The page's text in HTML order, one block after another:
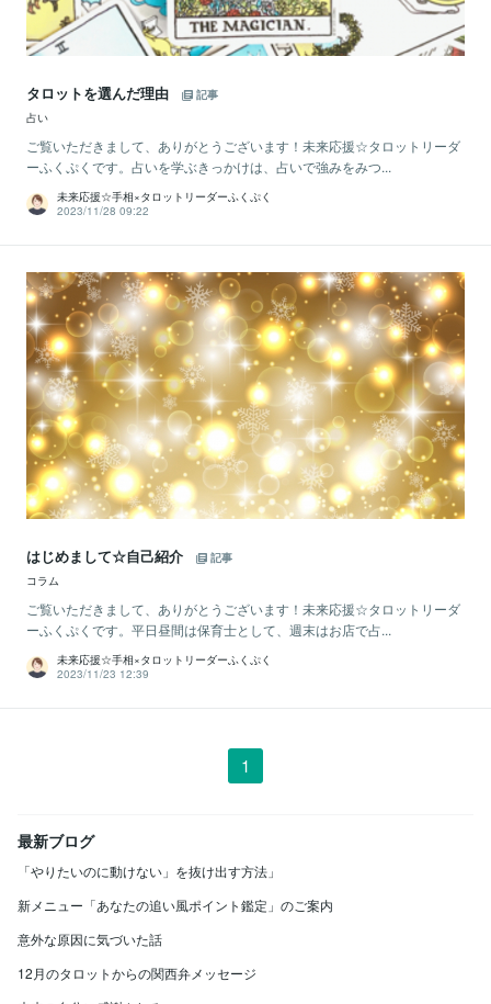
タロットを選んだ理由
記事
占い
ご覧いただきまして、ありがとうございます！未来応援☆タロットリーダ
ーふくぷくです。占いを学ぶきっかけは、占いで強みをみつ...
未来応援☆手相×タロットリーダーふくぷく
2023/11/28 09:22
はじめまして☆自己紹介
記事
コラム
ご覧いただきまして、ありがとうございます！未来応援☆タロットリーダ
ーふくぷくです。平日昼間は保育士として、週末はお店で占...
未来応援☆手相×タロットリーダーふくぷく
2023/11/23 12:39
1
最新ブログ
「やりたいのに動けない」を抜け出す方法」
新メニュー「あなたの追い風ポイント鑑定」のご案内
意外な原因に気づいた話
12月のタロットからの関西弁メッセージ